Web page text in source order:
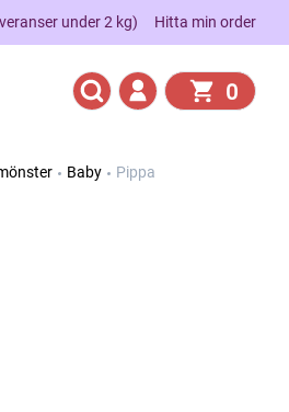
under 2 kg) Hitta min order
0
Baby Pippa